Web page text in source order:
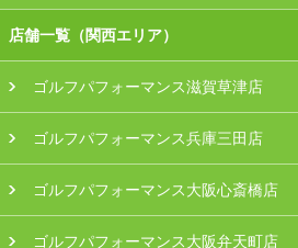
店舗一覧（関西エリア）
ゴルフパフォーマンス滋賀草津店
ゴルフパフォーマンス兵庫三田店
ゴルフパフォーマンス大阪心斎橋店
ゴルフパフォーマンス大阪弁天町店